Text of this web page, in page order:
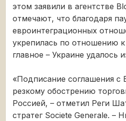
этом заявили в агентстве
отмечают, что благодаря
евроинтеграционных
укрепилась по отношению
главное – Украине удалось
«Подписание соглашения с
резкому обострению
Россией, – отметил Реги
стратег Societe Generalе. –